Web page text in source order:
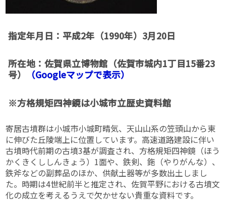
指定年月日：平成2年（1990年）3月20日
所在地：佐賀県立博物館（佐賀市城内1丁目15番23
号）
（Googleマップで表示）
※方格規矩四神鏡は小城市立歴史資料館
寄居古墳群は小城市小城町晴気、天山山系の笠頭山から東
に伸びた丘陵端上に位置しています。高速道路建設に伴い
古墳時代前期の古墳3基が調査され、方格規矩四神鏡（ほう
かくきくししんきょう）1面や、鉄剣、鉇（やりがんな）、
鉄斧などの副葬品のほか、供献土器等が多数出土しまし
た。時期は4世紀前半と推定され、佐賀平野における古墳文
化の成立を考えるうえで欠かせない貴重な資料です。